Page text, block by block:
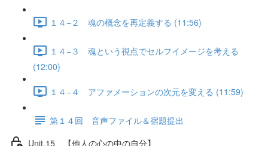
１４−２ 魂の概念を再定義する (11:56)
１４−３ 魂という視点でセルフイメージを考える
(12:00)
１４−４ アファメーションの次元を変える (11:59)
第１４回 音声ファイル＆宿題提出
Unit.15 【他人の心の中の自分】